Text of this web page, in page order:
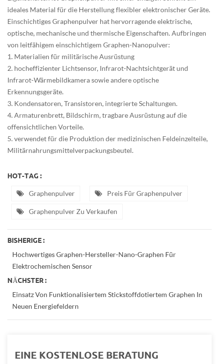
ideales Material für die Herstellung flexibler elektronischer Geräte.
Einschichtiges Graphenpulver hat hervorragende elektrische,
optische, mechanische und thermische Eigenschaften. Aufbringen
von leitfähigem einschichtigem Graphen-Nanopulver:
1. Materialien für militärische Ausrüstung
2. hocheffizienter Lichtsensor, Infrarot-Nachtsichtgerät und
Infrarot-Wärmebildkamera sowie andere optische
Erkennungsgeräte.
3. Kondensatoren, Transistoren, integrierte Schaltungen.
4. Armaturenbrett, Bildschirm, tragbare Ausrüstung auf die
offensichtlichen Vorteile.
5. verwendet für die Produktion der medizinischen Feldeinzelteile,
Militärnahrungsmittelverpackungsbeutel.
HOT-TAG :
Graphenpulver Preis Für Graphenpulver
Graphenpulver Zu Verkaufen
BISHERIGE :
Hochwertiges Graphen-Hersteller-Nano-Graphen Für
Elektrochemischen Sensor
NÄCHSTER :
Einsatz Von Funktionalisiertem Stickstoffdotiertem Graphen In
Neuen Energiefeldern
EINE KOSTENLOSE BERATUNG